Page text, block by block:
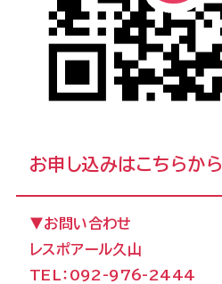
お申し込みはこちらから
▼お問い合わせ
レスポアール久山
TEL：092-976-2444